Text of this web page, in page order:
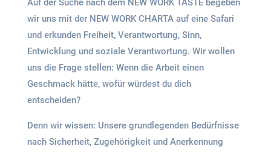
Auf der Suche nach dem NEW WORK TASTE begeben
wir uns mit der NEW WORK CHARTA auf eine Safari
und erkunden Freiheit, Verantwortung, Sinn,
Entwicklung und soziale Verantwortung. Wir wollen
uns die Frage stellen: Wenn die Arbeit einen
Geschmack hätte, wofür würdest du dich
entscheiden?
Denn wir wissen: Unsere grundlegenden Bedürfnisse
nach Sicherheit, Zugehörigkeit und Anerkennung